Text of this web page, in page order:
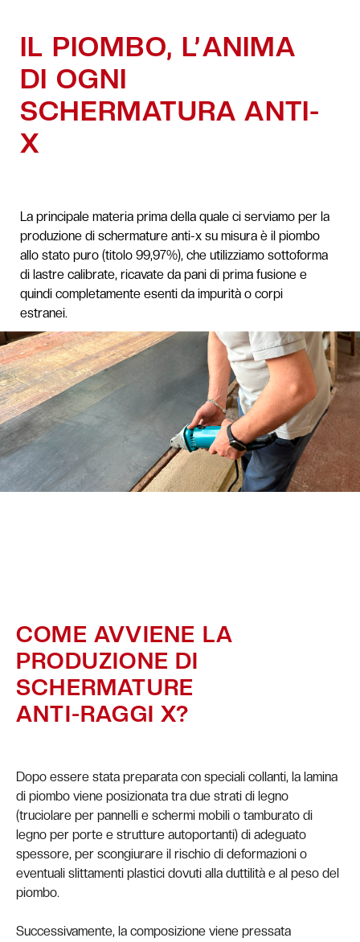
IL PIOMBO, L’ANIMA
DI OGNI
SCHERMATURA ANTI-
X
La principale materia prima della quale ci serviamo per la
produzione di schermature anti-x su misura è il piombo
allo stato puro (titolo 99,97%), che utilizziamo sottoforma
di lastre calibrate, ricavate da pani di prima fusione e
quindi completamente esenti da impurità o corpi
estranei.
COME AVVIENE LA
PRODUZIONE DI
SCHERMATURE
ANTI-RAGGI X?
Dopo essere stata preparata con speciali collanti, la lamina
di piombo viene posizionata tra due strati di legno
(truciolare per pannelli e schermi mobili o tamburato di
legno per porte e strutture autoportanti) di adeguato
spessore, per scongiurare il rischio di deformazioni o
eventuali slittamenti plastici dovuti alla duttilità e al peso del
piombo.
Successivamente, la composizione viene pressata